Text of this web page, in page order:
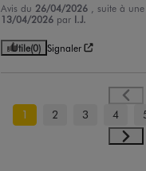
Avis du 26/04/2026
, suite à
13/04/2026 par I.J.
Utile(0) Signaler
1 2 3 4